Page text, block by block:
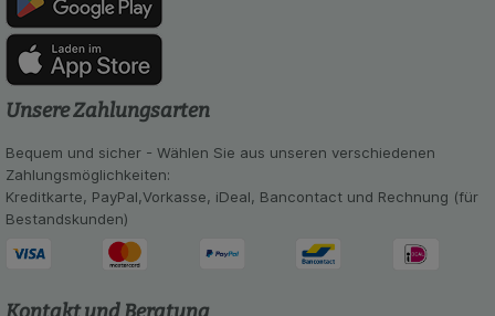
Unsere Zahlungsarten
Bequem und sicher - Wählen Sie aus unseren verschiedenen
Zahlungsmöglichkeiten:
Kreditkarte, PayPal,Vorkasse, iDeal, Bancontact und Rechnung (für
Bestandskunden)